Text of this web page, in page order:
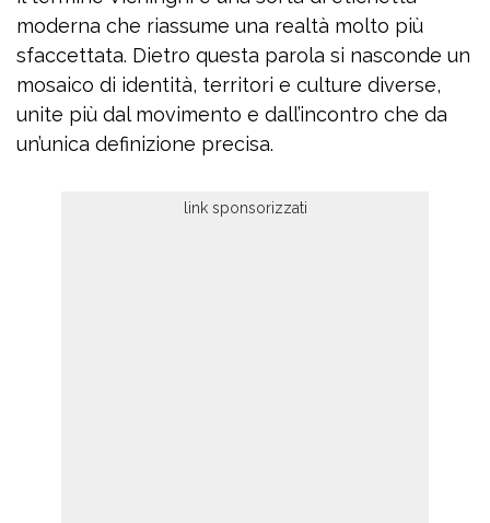
moderna che riassume una realtà molto più
sfaccettata. Dietro questa parola si nasconde un
mosaico di identità, territori e culture diverse,
unite più dal movimento e dall’incontro che da
un’unica definizione precisa.